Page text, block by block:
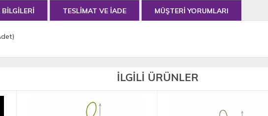
TESLİMAT VE İADE MÜŞTERİ YORUMLARI
İLGİLİ ÜRÜNLER